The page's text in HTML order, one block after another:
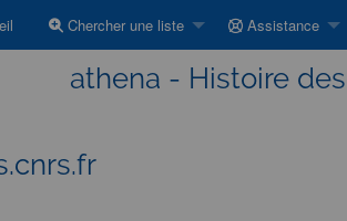
Chercher une liste Assistance
athena - Histoire